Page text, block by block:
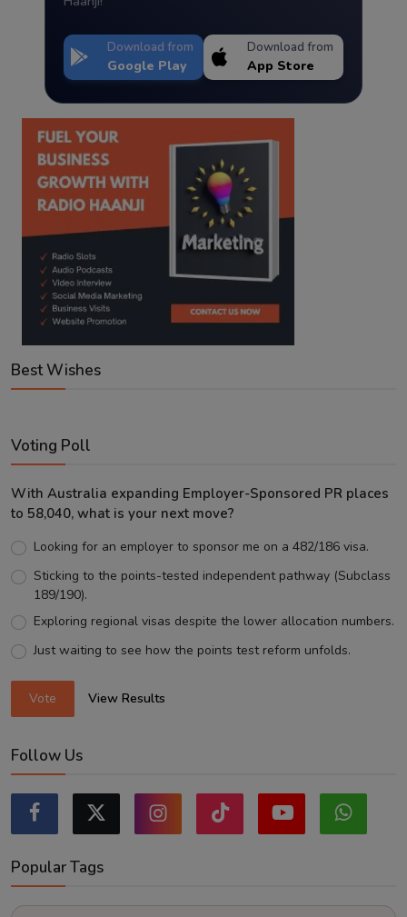
Download from
Google Play
Download from
App Store
Best Wishes
Voting Poll
With Australia expanding Employer-Sponsored PR places
to 58,040, what is your next move?
Looking for an employer to sponsor me on a 482/186 visa.
Sticking to the points-tested independent pathway (Subclass
189/190).
Exploring regional visas despite the lower allocation numbers.
Just waiting to see how the points test reform unfolds.
Vote View Results
Follow Us
Popular Tags